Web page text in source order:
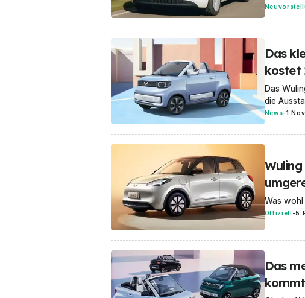
Das
kostet
Das
die
News-1
Was wohl
Offiziell -5
Das